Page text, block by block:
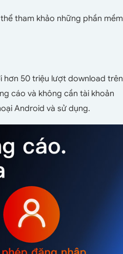
tham khảo những phần mềm
hơn 50 triệu lượt download trên
cáo và không cần tài khoản
Android và sử dụng.